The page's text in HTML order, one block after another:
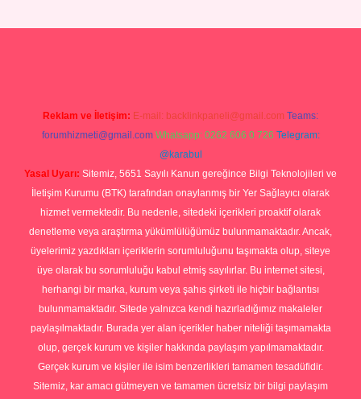
Reklam ve İletişim: E-mail: backlinkpaneli@gmail.com Teams:
forumhizmeti@gmail.com Whatsapp: 0262 606 0 726 Telegram:
@karabul
Yasal Uyarı: Sitemiz, 5651 Sayılı Kanun gereğince Bilgi Teknolojileri ve
İletişim Kurumu (BTK) tarafından onaylanmış bir Yer Sağlayıcı olarak
hizmet vermektedir. Bu nedenle, sitedeki içerikleri proaktif olarak
denetleme veya araştırma yükümlülüğümüz bulunmamaktadır. Ancak,
üyelerimiz yazdıkları içeriklerin sorumluluğunu taşımakta olup, siteye
üye olarak bu sorumluluğu kabul etmiş sayılırlar. Bu internet sitesi,
herhangi bir marka, kurum veya şahıs şirketi ile hiçbir bağlantısı
bulunmamaktadır. Sitede yalnızca kendi hazırladığımız makaleler
paylaşılmaktadır. Burada yer alan içerikler haber niteliği taşımamakta
olup, gerçek kurum ve kişiler hakkında paylaşım yapılmamaktadır.
Gerçek kurum ve kişiler ile isim benzerlikleri tamamen tesadüfidir.
Sitemiz, kar amacı gütmeyen ve tamamen ücretsiz bir bilgi paylaşım